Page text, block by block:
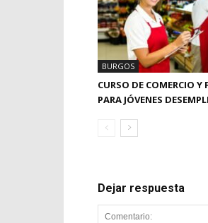
BURGOS
CURSO DE COMERCIO Y
PARA JÓVENES
Dejar respuesta